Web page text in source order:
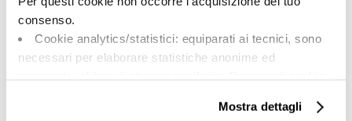
consenso.
Cookie analytics/statistici: equiparati ai tecnici, sono
necessari per elaborare statistiche anonime ed
Cookie di profilazione/marketing: sono utilizzati, solo
Mostra dettagli
Fond
Format:
mat
Stonalisation: